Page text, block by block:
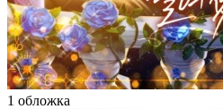
1 обложка